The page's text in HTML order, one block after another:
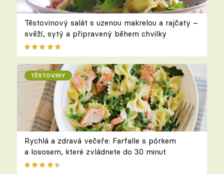
Těstovinový salát s uzenou makrelou a rajčaty –
svěží, sytý a připravený během chvilky
TĚSTOVINY
Rychlá a zdravá večeře: Farfalle s pórkem
a lososem, které zvládnete do 30 minut